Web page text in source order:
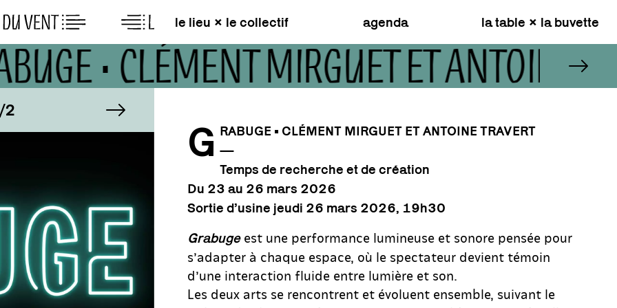
le lieu × le collectif agenda la table × la buvette
• CLÉMENT MIRGUET ET ANTOINE
G RABUGE • CLÉMENT MIRGUET ET ANTOINE TRAVERT
—
Temps de recherche et de création
Du 23 au 26 mars 2026
Sortie d’usine jeudi 26 mars 2026, 19h30
Grabugeest une performance lumineuse et sonore pensée pour
s’adapter à chaque espace, où le spectateur devient témoin
d’une interaction fluide entre lumière et son.
Les deux arts se rencontrent et évoluent ensemble, suivant le